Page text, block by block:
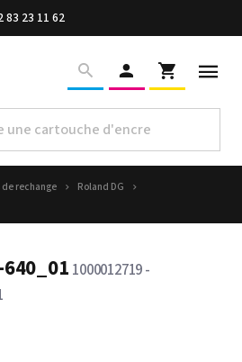
83 23 11 62
de rechange
Roland DG
640_01 1000012719 -